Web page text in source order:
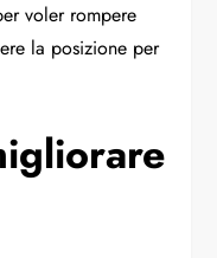
voler rompere
la posizione per